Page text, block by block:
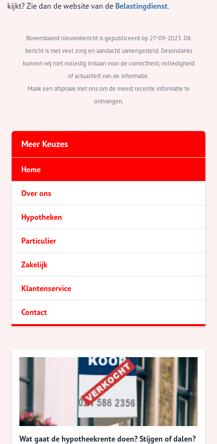
kijkt? Zie dan de website van de Belastingdienst.
Bovenstaand nieuwsbericht is gepubliceerd op 27-09-2023. Dit
bericht is met veel zorg en aandacht samengesteld. Desondanks
kunnen wij niet volledig instaan voor de correctheid, volledigheid
of actualiteit van de informatie.
Maak een afspraak met ons om de meest recente informatie te
ontvangen.
Meer Keuzes
Home
Over ons
Hypotheken
Particulier
Zakelijk
Klantenservice
Contact
Wat gaat de hypotheekrente doen? Stijgen of dalen?